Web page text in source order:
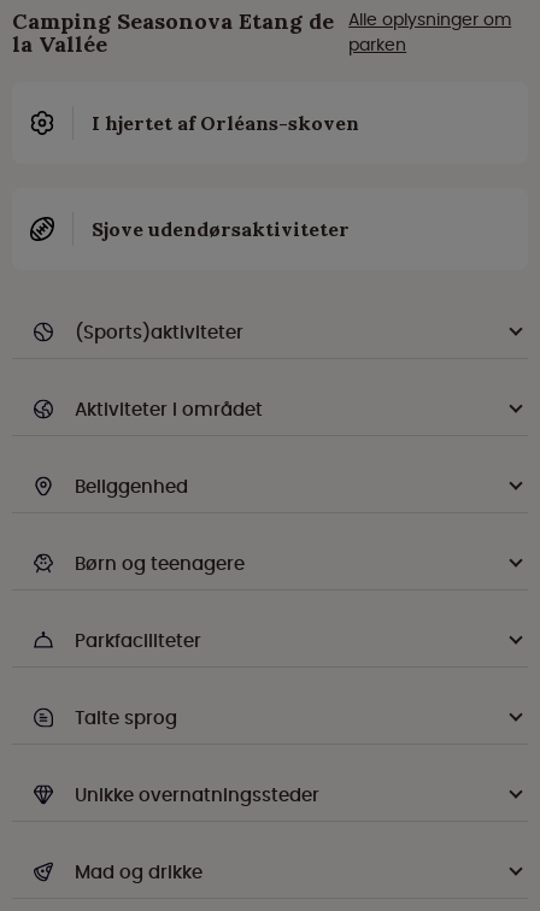
Camping Seasonova Etang de
la Vallée
Alle oplysninger om
parken
I hjertet af Orléans-skoven
Sjove udendørsaktiviteter
(Sports)aktiviteter
Aktiviteter i området
Beliggenhed
Børn og teenagere
Parkfaciliteter
Talte sprog
Unikke overnatningssteder
Mad og drikke